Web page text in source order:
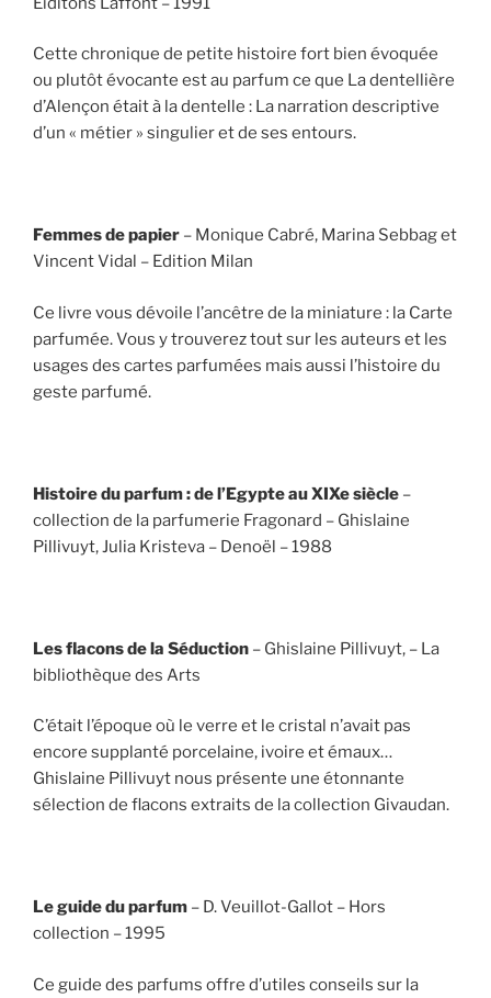
Cette chronique de petite histoire fort bien évoquée
ou plutôt évocante est au parfum ce que La dentellière
d’Alençon était à la dentelle : La narration descriptive
d’un « métier » singulier et de ses entours.
Femmes de papier – Monique Cabré, Marina Sebbag et
Vincent Vidal – Edition Milan
Ce livre vous dévoile l’ancêtre de la miniature : la Carte
parfumée. Vous y trouverez tout sur les auteurs et les
usages des cartes parfumées mais aussi l’histoire du
geste parfumé.
Histoire du parfum : de l’Egypte au XIXe siècle –
collection de la parfumerie Fragonard – Ghislaine
Pillivuyt, Julia Kristeva – Denoël – 1988
Les flacons de la Séduction – Ghislaine Pillivuyt, – La
bibliothèque des Arts
C’était l’époque où le verre et le cristal n’avait pas
encore supplanté porcelaine, ivoire et émaux…
Ghislaine Pillivuyt nous présente une étonnante
sélection de flacons extraits de la collection Givaudan.
Le guide du parfum – D. Veuillot-Gallot – Hors
collection – 1995
Ce guide des parfums offre d’utiles conseils sur la